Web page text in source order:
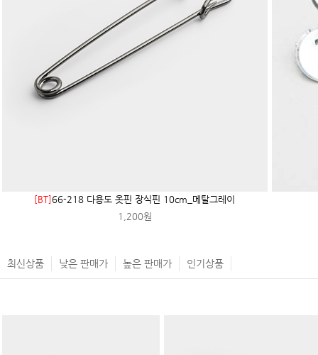
[BT]66-218 다용도 옷핀 장식핀 10cm_메탈그레이
1,200원
최신상품 낮은 판매가 높은 판매가 인기상품